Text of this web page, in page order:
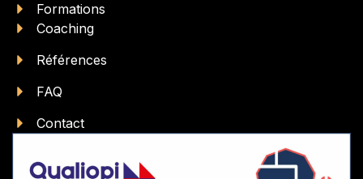
Formations
Coaching
Références
FAQ
Contact